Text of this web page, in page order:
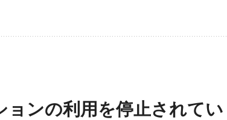
ンの利用を停止されてい